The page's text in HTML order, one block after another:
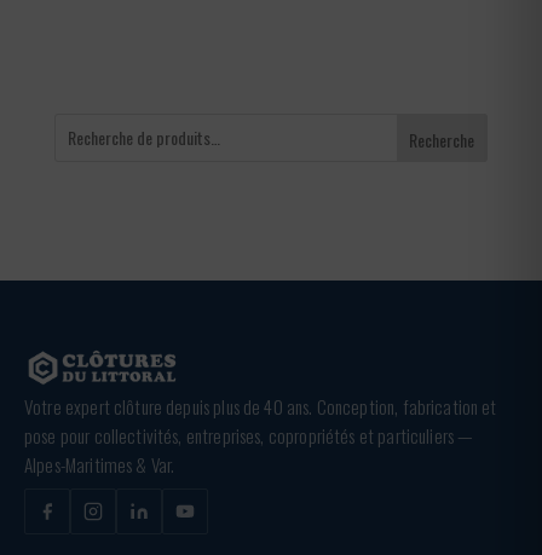
Recherche
Votre expert clôture depuis plus de 40 ans. Conception, fabrication et
pose pour collectivités, entreprises, copropriétés et particuliers —
Alpes-Maritimes & Var.